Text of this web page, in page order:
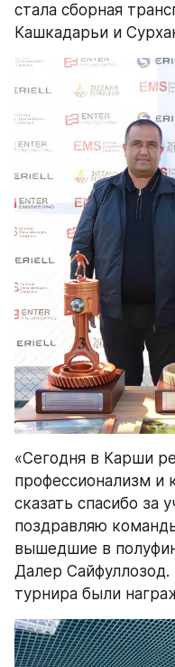
стала сборная
Кашкадарьи и
«Сегодня в Карши
профессионализм и
сказать спасибо за
поздравляю
вышедшие в
Далер
турнира были